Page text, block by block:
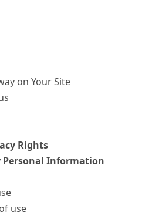
on Your Site
Rights
Personal Information
use